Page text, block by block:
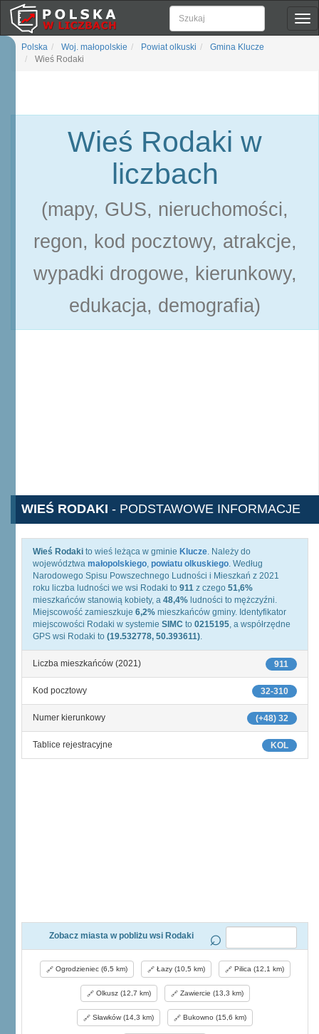
Polska Woj. małopolskie Powiat olkuski
Gmina Klucze
Wieś Rodaki
Wieś Rodaki w
liczbach
(mapy, GUS, nieruchomości,
regon, kod pocztowy, atrakcje,
wypadki drogowe, kierunkowy,
edukacja, demografia)
WIEŚ RODAKI - PODSTAWOWE INFORMACJE
Wieś Rodaki to wieś leżąca w gminie Klucze. Należy do
województwa małopolskiego, powiatu olkuskiego. Według
Narodowego Spisu Powszechnego Ludności i Mieszkań z 2021
roku liczba ludności we wsi Rodaki to 911 z czego 51,6%
mieszkańców stanowią kobiety, a 48,4% ludności to mężczyźni.
Miejscowość zamieszkuje 6,2% mieszkańców gminy. Identyfikator
miejscowości Rodaki w systemie SIMC to 0215195, a współrzędne
GPS wsi Rodaki to (19.532778, 50.393611).
911
Liczba mieszkańców (2021)
32-310
Kod pocztowy
(+48) 32
Numer kierunkowy
KOL
Tablice rejestracyjne
Zobacz miasta w pobliżu wsi Rodaki
Ogrodzieniec (6,5 km) Łazy (10,5 km) Pilica (12,1 km)
Olkusz (12,7 km) Zawiercie (13,3 km)
Sławków (14,3 km) Bukowno (15,6 km)